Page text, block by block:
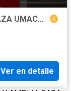
VENTA DEPARTAMENTOS CERCA PLAZA UMACHIRI - MARIANO MELGAR
Ver en detalle